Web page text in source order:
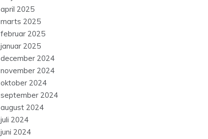
april 2025
marts 2025
februar 2025
januar 2025
december 2024
november 2024
oktober 2024
september 2024
august 2024
juli 2024
juni 2024